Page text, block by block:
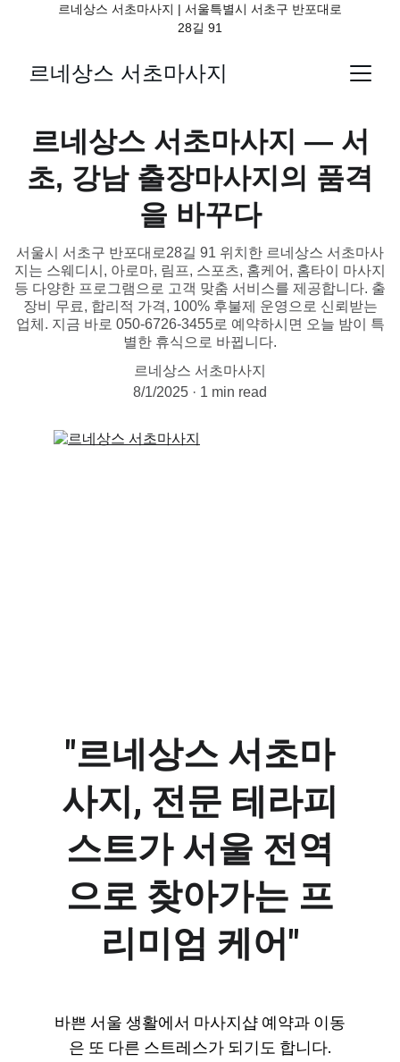
르네상스 서초마사지 | 서울특별시 서초구 반포대로
28길 91
르네상스 서초마사지
르네상스 서초마사지 — 서
초, 강남 출장마사지의 품격
을 바꾸다
서울시 서초구 반포대로28길 91 위치한 르네상스 서초마사
지는 스웨디시, 아로마, 림프, 스포츠, 홈케어, 홈타이 마사지
등 다양한 프로그램으로 고객 맞춤 서비스를 제공합니다. 출
장비 무료, 합리적 가격, 100% 후불제 운영으로 신뢰받는
업체. 지금 바로 050-6726-3455로 예약하시면 오늘 밤이 특
별한 휴식으로 바뀝니다.
르네상스 서초마사지
8/1/2025
1 min read
"르네상스 서초마
사지, 전문 테라피
스트가 서울 전역
으로 찾아가는 프
리미엄 케어"
바쁜 서울 생활에서 마사지샵 예약과 이동
은 또 다른 스트레스가 되기도 합니다.